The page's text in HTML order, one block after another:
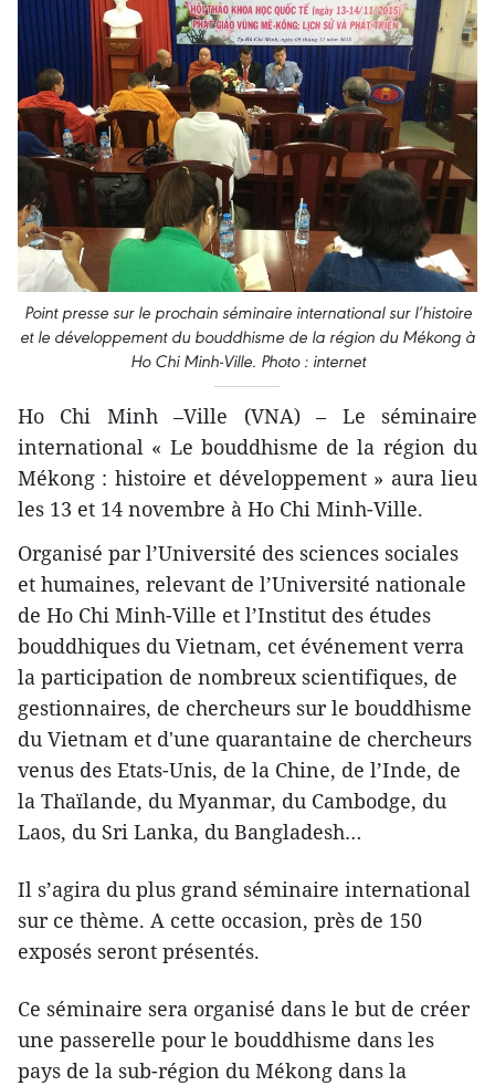
Point presse sur le prochain séminaire international sur l’histoire
et le développement du bouddhisme de la région du Mékong à
Ho Chi Minh-Ville. Photo : internet
Ho Chi Minh –Ville (VNA) – Le séminaire
international « Le bouddhisme de la région du
Mékong : histoire et développement » aura lieu
les 13 et 14 novembre à Ho Chi Minh-Ville.
Organisé par l’Université des sciences sociales
et humaines, relevant de l’Université nationale
de Ho Chi Minh-Ville et l’Institut des études
bouddhiques du Vietnam, cet événement verra
la participation de nombreux scientifiques, de
gestionnaires, de chercheurs sur le bouddhisme
du Vietnam et d'une quarantaine de chercheurs
venus des Etats-Unis, de la Chine, de l’Inde, de
la Thaïlande, du Myanmar, du Cambodge, du
Laos, du Sri Lanka, du Bangladesh…
Il s’agira du plus grand séminaire international
sur ce thème. A cette occasion, près de 150
exposés seront présentés.
Ce séminaire sera organisé dans le but de créer
une passerelle pour le bouddhisme dans les
pays de la sub-région du Mékong dans la